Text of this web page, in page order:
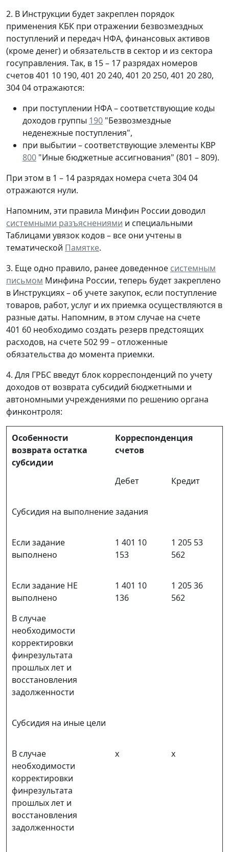
2. В Инструкции будет закреплен порядок
применения КБК при отражении безвозмездных
поступлений и передач НФА, финансовых активов
(кроме денег) и обязательств в сектор и из сектора
госуправления. Так, в 15 – 17 разрядах номеров
счетов 401 10 190, 401 20 240, 401 20 250, 401 20 280,
304 04 отражаются:
при поступлении НФА – соответствующие коды
доходов группы 190 "Безвозмездные
неденежные поступления",
при выбытии – соответствующие элементы КВР
800 "Иные бюджетные ассигнования" (801 – 809).
При этом в 1 – 14 разрядах номера счета 304 04
отражаются нули.
Напомним, эти правила Минфин России доводил
системными разъяснениями и специальными
Таблицами увязок кодов – все они учтены в
тематической Памятке.
3. Еще одно правило, ранее доведенное системным
письмом Минфина России, теперь будет закреплено
в Инструкциях – об учете закупок, если поступление
товаров, работ, услуг и их приемка осуществляются в
разные даты. Напомним, в этом случае на счете
401 60 необходимо создать резерв предстоящих
расходов, на счете 502 99 – отложенные
обязательства до момента приемки.
4. Для ГРБС введут блок корреспонденций по учету
доходов от возврата субсидий бюджетными и
автономными учреждениями по решению органа
финконтроля:
Особенности
возврата остатка
субсидии
Корреспонденция
счетов
Дебет Кредит
Субсидия на выполнение задания
Если задание
выполнено
1 401 10
153
1 205 53
562
Если задание НЕ
выполнено
В случае
необходимости
корректировки
финрезультата
прошлых лет и
восстановления
задолженности
1 401 10
136
1 205 36
562
Субсидия на иные цели
В случае
необходимости
корректировки
финрезультата
прошлых лет и
восстановления
задолженности
х х